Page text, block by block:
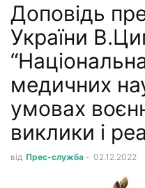
Доповідь
України
медичних
умовах
виклики і
від Прес-служба - 02.12.2022